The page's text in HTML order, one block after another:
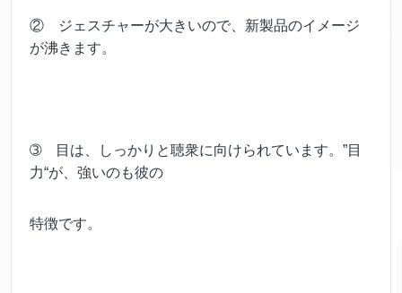
② ジェスチャーが大きいので、新製品のイメージ
が沸きます。
➂ 目は、しっかりと聴衆に向けられています。”目
力“が、強いのも彼の
特徴です。